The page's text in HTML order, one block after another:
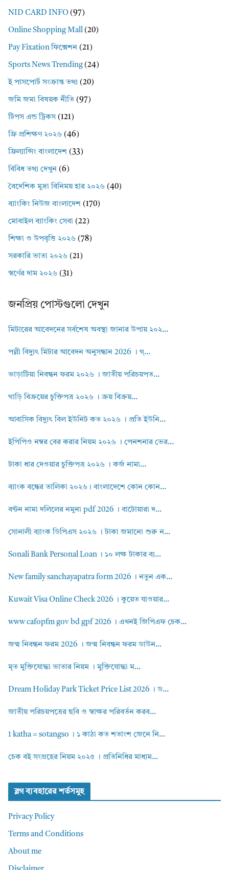
NID CARD INFO (97)
Online Shopping Mall (20)
Pay Fixation ফিক্সেশন (21)
Sports News Trending(24)
ই পাসপোর্ট সংক্রান্ত তথ্য (20)
জমি জমা বিষয়ক নীতি (97)
টিপস এন্ড ট্রিকস (121)
ফ্রি প্রশিক্ষণ ২০২৬ (46)
ফ্রিল্যান্সিং বাংলাদেশ (33)
বিবিধ তথ্য দেখুন (6)
বৈদেশিক মুদ্রা বিনিময় হার ২০২৬ (40)
ব্যাংকিং নিউজ বাংলাদেশ (170)
মোবাইল ব্যাংকিং সেবা (22)
শিক্ষা ও উপবৃত্তি ২০২৬ (78)
সরকারি ভাতা ২০২৬ (21)
স্বর্ণের দাম ২০২৬ (31)
জনপ্রিয় পোস্টগুলো দেখুন
মিটারের আবেদনের সর্বশেষ অবস্থা জানার উপায় ২০২...
পল্লী বিদ্যুৎ মিটার আবেদন অনুসন্ধান 2026 । গ্...
ভাড়াটিয়া নিবন্ধন ফরম ২০২৬ । জাতীয় পরিচয়পত...
গাড়ি বিক্রয়ের চুক্তিপত্র ২০২৬ । ক্রয় বিক্রয়...
আবাসিক বিদ্যুৎ বিল ইউনিট কত ২০২৬ । প্রতি ইউনি...
ইপিপিও নম্বর বের করার নিয়ম ২০২৬ । পেনশনার ভের...
টাকা ধার দেওয়ার চুক্তিপত্র ২০২৬ । কর্জ নামা...
ব্যাংক বন্ধের তালিকা ২০২৬। বাংলাদেশে কোন কোন...
বন্টন নামা দলিলের নমুনা pdf 2026 । বাটোয়ারা দ...
সোনালী ব্যাংক ডিপিএস ২০২৬ । টাকা জমানো শুরু ন...
Sonali Bank Personal Loan । ১০ লক্ষ টাকার ব্য...
New family sanchayapatra form 2026 । নতুন এক...
Kuwait Visa Online Check 2026 । কুয়েত যাওয়ার...
www cafopfm gov bd gpf 2026 । এখনই জিপিএফ চেক...
জন্ম নিবন্ধন ফরম 2026 । জন্ম নিবন্ধন ফরম ডাউন...
মৃত মুক্তিযোদ্ধা ভাতার নিয়ম । মুক্তিযোদ্ধা ম...
Dream Holiday Park Ticket Price List 2026 । ড...
জাতীয় পরিচয়পত্রের ছবি ও স্বাক্ষর পরিবর্তন করব...
1 katha = sotangso । ১ কাঠা কত শতাংশ জেনে নি...
চেক বই সংগ্রহের নিয়ম ২০২৫ । প্রতিনিধির মাধ্যম...
ব্লগ ব্যবহারের শর্তসমুহ
Privacy Policy
Terms and Conditions
About me